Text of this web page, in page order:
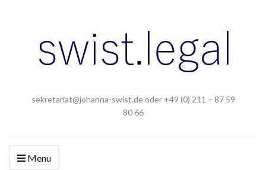
sekretariat@johanna-swist.de oder +49 (0) 211 – 87 59
80 66
Menu